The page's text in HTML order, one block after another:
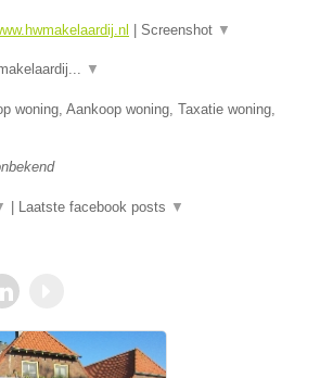
| Screenshot ▼
▼
woning, Aankoop woning, Taxatie woning,
| Laatste facebook posts ▼